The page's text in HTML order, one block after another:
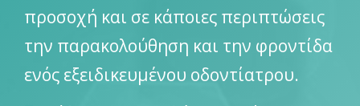
προσοχή και σε κάποιες περιπτώσεις
την παρακολούθηση και την φροντίδα
ενός εξειδικευμένου οδοντίατρου.